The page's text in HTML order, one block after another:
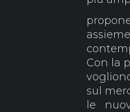
Con la
sul
le